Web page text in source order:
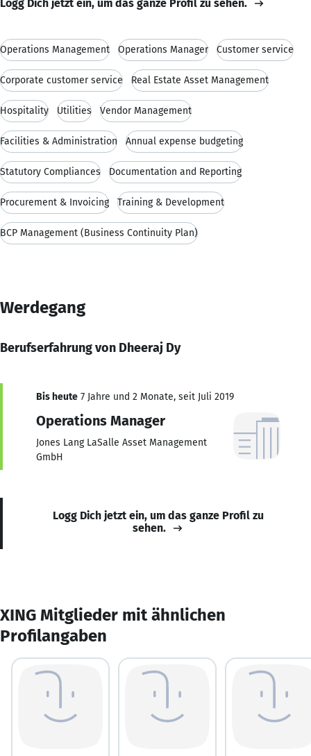
Logg Dich jetzt ein, um das ganze Profil zu sehen.
Operations Management Operations Manager Customer service
Corporate customer service Real Estate Asset Management
Hospitality Utilities Vendor Management
Facilities & Administration Annual expense budgeting
Statutory Compliances Documentation and Reporting
Procurement & Invoicing Training & Development
BCP Management (Business Continuity Plan)
Werdegang
Berufserfahrung von Dheeraj Dy
Bis heute 7 Jahre und 2 Monate, seit Juli 2019
Operations Manager
Jones Lang LaSalle Asset Management
GmbH
Logg Dich jetzt ein, um das ganze Profil zu
sehen.
XING Mitglieder mit ähnlichen
Profilangaben